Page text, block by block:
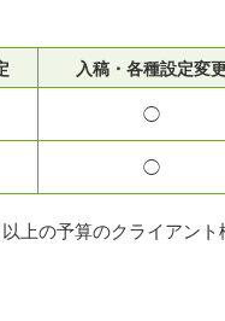
入稿・各種設定変
◯
◯
上の予算のクライアン